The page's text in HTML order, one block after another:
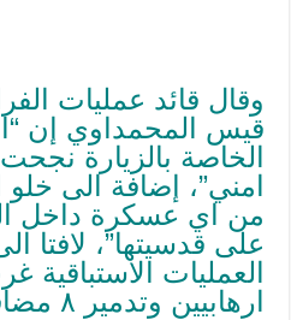
وقال قائد عمليات
قيس المحمداوي إن
الخاصة بالزيارة
امني”، إضافة الى خلو
من اي عسكرة داخل
على قدسيتها”، لافتا
العمليات
ارهابيين وتدمير ٨ مضافات لداعش”.